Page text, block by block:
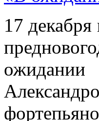
17